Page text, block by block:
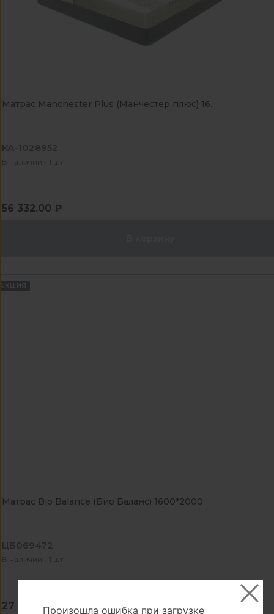
Матрас Manchester Plus (Манчестер плюс) 16...
КА-1028952
В наличии - 1 шт
56 332.00 ₽
Матрас Bio Balance (Био Баланс) 1600*2000
ЦБ069472
В наличии - 1 шт
27 489.00 ₽Произошла ошибка при загрузке